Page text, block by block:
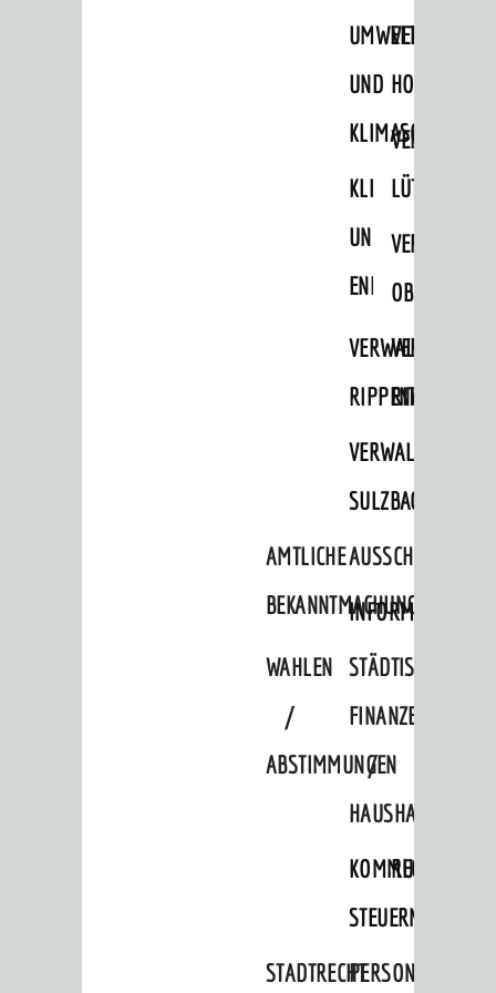
UMWELT-
UND
KLIMASCHUTZ
KLIMASCHUTZ
UND
RIPPENWEIER
SULZBACH
AMTLICHE
BEKANNTMACHUNGEN
WAHLEN
/
ABSTIMMUNGEN
STÄDTISCHE
FINANZEN
/
HAUSHALT
KOMMUNALE
STEUERN
STADTRECHTPERSONALRAT
Dienstleistungen Service BW
Kinder und Jugendliche
Vermiete doch an deine Stadt